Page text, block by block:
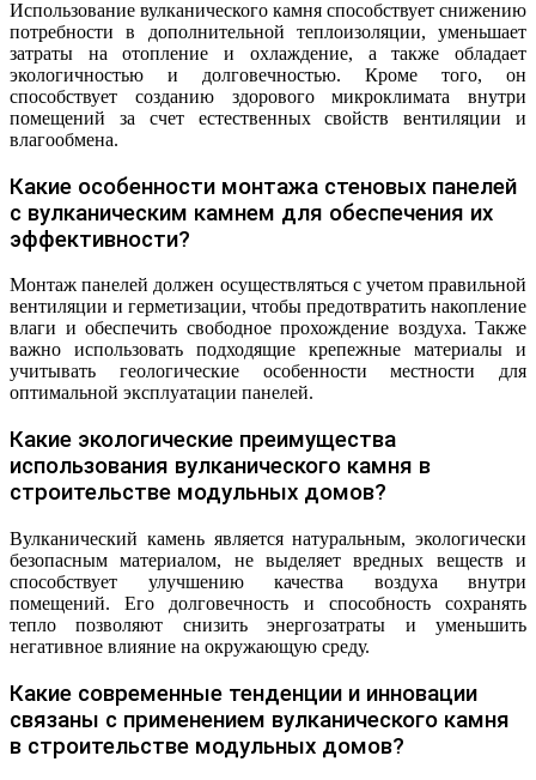
Использование вулканического камня способствует снижению
потребности в дополнительной теплоизоляции, уменьшает
затраты на отопление и охлаждение, а также обладает
экологичностью и долговечностью. Кроме того, он
способствует созданию здорового микроклимата внутри
помещений за счет естественных свойств вентиляции и
влагообмена.
Какие особенности монтажа стеновых панелей
с вулканическим камнем для обеспечения их
эффективности?
Монтаж панелей должен осуществляться с учетом правильной
вентиляции и герметизации, чтобы предотвратить накопление
влаги и обеспечить свободное прохождение воздуха. Также
важно использовать подходящие крепежные материалы и
учитывать геологические особенности местности для
оптимальной эксплуатации панелей.
Какие экологические преимущества
использования вулканического камня в
строительстве модульных домов?
Вулканический камень является натуральным, экологически
безопасным материалом, не выделяет вредных веществ и
способствует улучшению качества воздуха внутри
помещений. Его долговечность и способность сохранять
тепло позволяют снизить энергозатраты и уменьшить
негативное влияние на окружающую среду.
Какие современные тенденции и инновации
связаны с применением вулканического камня
в строительстве модульных домов?